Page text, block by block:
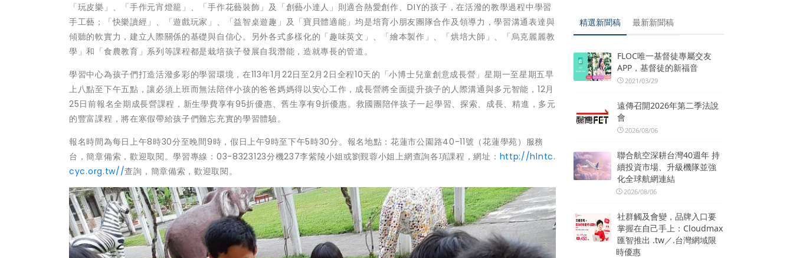
「玩皮樂」、「手作元宵燈籠」、「手作花藝裝飾」及「創藝小達人」則適合熱愛創作、DIY的孩子，在活潑的教學過程中學習
手工藝；「快樂讀經」、「遊戲玩家」、「益智桌遊趣」及「寶貝體適能」均是培育小朋友團隊合作及領導力，學習溝通表達與
傾聽的軟實力，建立人際關係的基礎與自信心。另外各式多樣化的「趣味英文」、「繪本製作」、「烘培大師」、「烏克麗麗教
學」和「食農教育」系列等課程都是栽培孩子發展自我潛能，造就專長的管道。
學習中心為孩子們打造活潑多彩的學習環境，在113年1月22日至2月2日全程10天的「小博士兒童創意成長營」星期一至星期五早
上八點至下午五點，讓必須上班而無法陪伴小孩的爸爸媽媽得以安心工作，成長營將全面提升孩子的人際溝通與多元智能，12月
25日前報名全期成長營課程，新生學費享有95折優惠、舊生享有9折優惠。救國團陪伴孩子一起學習、探索、成長、精進，多元
的豐富課程，將在寒假帶給孩子們難忘充實的學習體驗。
報名時間為每日上午8時30分至晚間9時，假日上午9時至下午5時30分。報名地點：花蓮市公園路40-11號（花蓮學苑）服務
台，簡章備索，歡迎取閱。學習專線：03-8323123分機237李紫陵小姐或劉覲蓉小姐上網查詢各項課程，網址： http://hlntc.
cyc.org.tw//查詢，簡章備索，歡迎取閱。
精選新聞稿 最新新聞稿
FLOC唯一基督徒專屬交友
APP，基督徒的新福音
2021/03/29
遠傳召開2026年第二季法說
會
2026/08/06
聯合航空深耕台灣40週年 持
續投資市場、升級機隊並強
化全球航網連結
2026/08/06
社群觸及會變，品牌入口要
掌握在自己手上：Cloudmax
匯智推出 .tw／.台灣網域限
時優惠